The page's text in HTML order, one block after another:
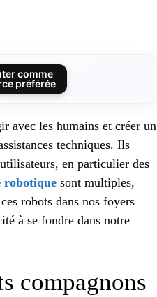
comme
préférée
avec les humains et créer un
techniques. Ils
en particulier des
robotique sont multiples,
robots dans nos foyers
à se fondre dans notre
compagnons